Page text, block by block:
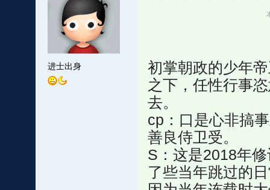
进士出身
初掌朝政的少年
之下，任性行事
去。
cp：口是心非搞
善良侍卫受。
S：这是2018年
了些当年跳过的